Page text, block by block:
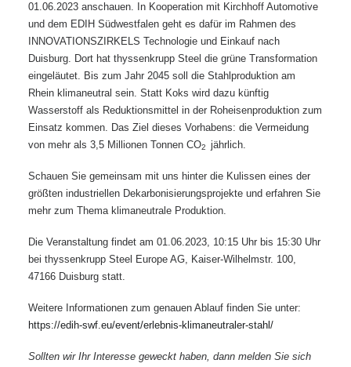
01.06.2023 anschauen. In Kooperation mit Kirchhoff Automotive
und dem EDIH Südwestfalen geht es dafür im Rahmen des
INNOVATIONSZIRKELS Technologie und Einkauf nach
Duisburg. Dort hat thyssenkrupp Steel die grüne Transformation
eingeläutet. Bis zum Jahr 2045 soll die Stahlproduktion am
Rhein klimaneutral sein. Statt Koks wird dazu künftig
Wasserstoff als Reduktionsmittel in der Roheisenproduktion zum
Einsatz kommen. Das Ziel dieses Vorhabens: die Vermeidung
von mehr als 3,5 Millionen Tonnen CO2 jährlich.
Schauen Sie gemeinsam mit uns hinter die Kulissen eines der
größten industriellen Dekarbonisierungsprojekte und erfahren Sie
mehr zum Thema klimaneutrale Produktion.
Die Veranstaltung findet am 01.06.2023, 10:15 Uhr bis 15:30 Uhr
bei thyssenkrupp Steel Europe AG, Kaiser-Wilhelmstr. 100,
47166 Duisburg statt.
Weitere Informationen zum genauen Ablauf finden Sie unter:
https://edih-swf.eu/event/erlebnis-klimaneutraler-stahl/
Sollten wir Ihr Interesse geweckt haben, dann melden Sie sich